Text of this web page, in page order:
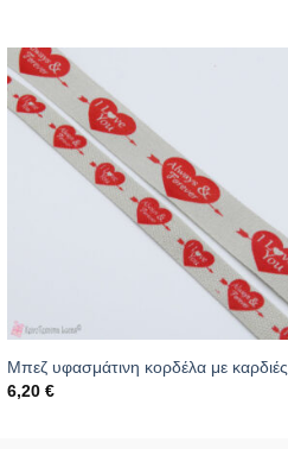
Μπεζ υφασμάτινη κορδέλα με καρδιές
6,20 €